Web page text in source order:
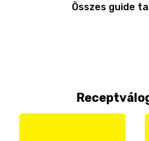
Összes guide